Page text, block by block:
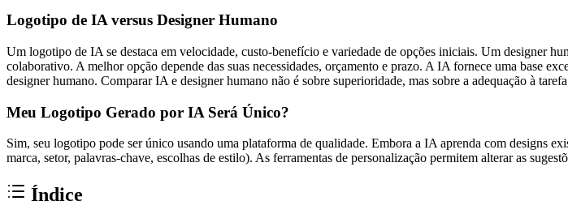
Logotipo de IA versus Designer Humano
Um logotipo de IA se destaca em velocidade, custo-benefício e variedade de opções iniciais. Um designer
colaborativo. A melhor opção depende das suas necessidades, orçamento e prazo. A IA fornece uma base
designer humano. Comparar IA e designer humano não é sobre superioridade, mas sobre a adequação à
Meu Logotipo Gerado por IA Será Único?
Sim, seu logotipo pode ser único usando uma plataforma de qualidade. Embora a IA aprenda com designs
marca, setor, palavras-chave, escolhas de estilo). As ferramentas de personalização permitem alterar as
Índice